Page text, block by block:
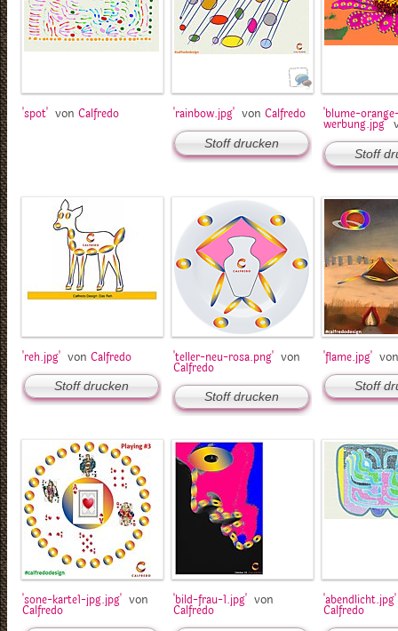
'spot' vonCalfredo 'rainbow.jpg' von Calfredo
Stoff drucken
'blume-
werbung.jpg'
Stoff
'reh.jpg' vonCalfredo
Stoff drucken
'teller-neu-rosa.png' von
Calfredo
Stoff drucken
'flame.jpg'
Stoff
'sone-karte1-jpg.jpg' von
Calfredo
'bild-frau-1.jpg' von
Calfredo
'abendlicht.jpg'
Calfredo